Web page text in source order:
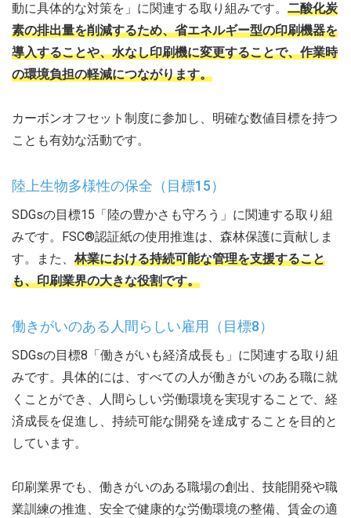
動に具体的な対策を」に関連する取り組みです。 二酸化炭
素の排出量を削減するため、省エネルギー型の印刷機器を
導入することや、水なし印刷機に変更することで、作業時
の環境負担の軽減につながります。
カーボンオフセット制度に参加し、明確な数値目標を持つ
ことも有効な活動です。
陸上生物多様性の保全（目標15）
SDGsの目標15「陸の豊かさも守ろう」に関連する取り組
みです。FSC®認証紙の使用推進は、森林保護に貢献しま
す。また、 林業における持続可能な管理を支援すること
も、印刷業界の大きな役割です。
働きがいのある人間らしい雇用（目標8）
SDGsの目標8「働きがいも経済成長も」に関連する取り組
みです。具体的には、すべての人が働きがいのある職に就
くことができ、人間らしい労働環境を実現することで、経
済成長を促進し、持続可能な開発を達成することを目的と
しています。
印刷業界でも、働きがいのある職場の創出、技能開発や職
業訓練の推進、安全で健康的な労働環境の整備、賃金の適